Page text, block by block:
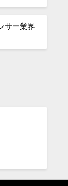
サー業界